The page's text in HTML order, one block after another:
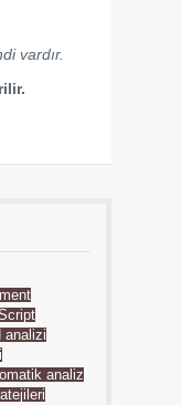
vardır.
analizi
analiz